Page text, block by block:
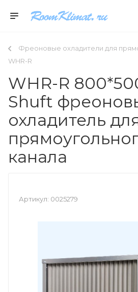
Фреоновые охладители для
WHR-R
WHR-R
Shuft
охладитель
канала
Артикул: 0025279